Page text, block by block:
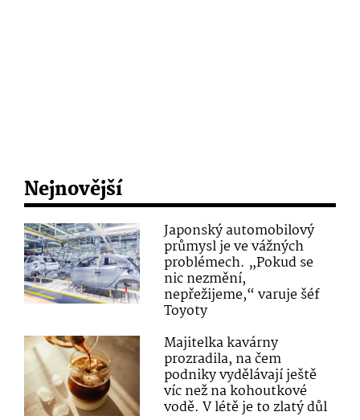
Nejnovější
Japonský automobilový
průmysl je ve vážných
problémech. „Pokud se
nic nezmění,
nepřežijeme,“ varuje šéf
Toyoty
Majitelka kavárny
prozradila, na čem
podniky vydělávají ještě
víc než na kohoutkové
vodě. V létě je to zlatý důl